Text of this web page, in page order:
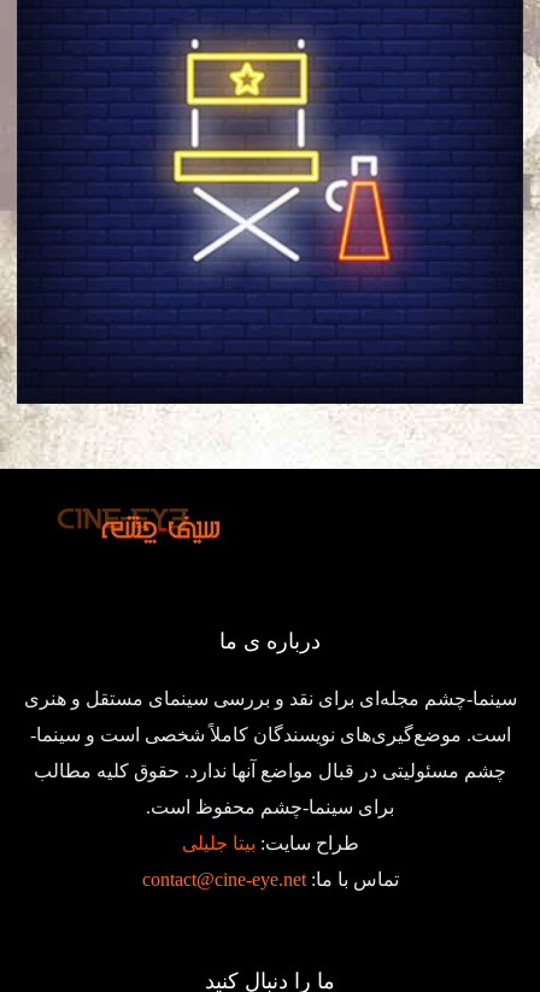
درباره ی ما
سینما-چشم مجله‌ای برای نقد و بررسی سینمای مستقل و هنری
است. موضع‌گیری‌های نویسندگان کاملاً شخصی است و سینما-
چشم مسئولیتی در قبال مواضع آنها ندارد. حقوق کلیه مطالب
برای سینما-چشم محفوظ است.
طراح سایت: بیتا جلیلی
تماس با ما:contact@cine-eye.net
ما را دنبال کنید